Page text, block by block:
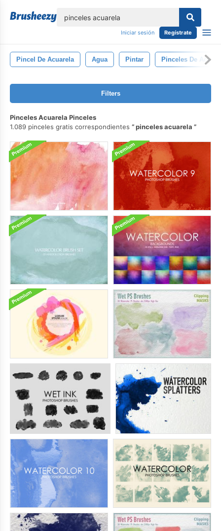
Iniciar sesión Regístrate
Pincel De Acuarela Agua Pintar Pinceles De
Filters
Pinceles Acuarela Pinceles
1.089 pinceles gratis correspondientes
pinceles acuarela